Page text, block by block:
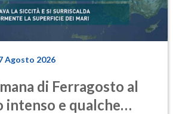
Agosto 2026
di Ferragosto al
intenso e qualche